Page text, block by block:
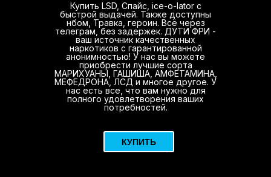
Купить LSD, Спайс, ice-o-lator с
быстрой выдачей. Также доступны
нбом, Травка, героин. Всё через
телеграм, без задержек. ДУТИ ФРИ -
ваш источник качественных
наркотиков с гарантированной
анонимностью! У нас вы можете
приобрести лучшие сорта
МАРИХУАНЫ, ГАШИША, АМФЕТАМИНА,
МЕФЕДРОНА, ЛСД и многое другое. У
нас есть все, что вам нужно для
полного удовлетворения ваших
потребностей.
КУПИТЬ